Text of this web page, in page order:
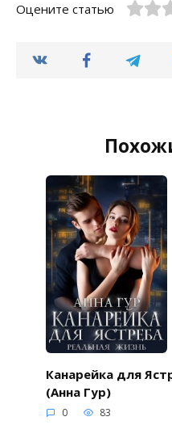
Оцените статью
Канарейка для
(Анна Гур)
0 83